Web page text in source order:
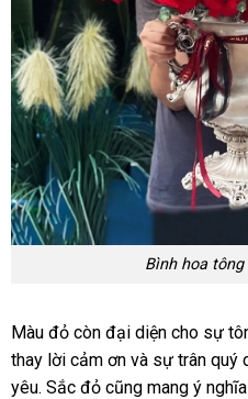
Bình hoa
Màu đỏ còn đại diện cho sự
thay lời cảm ơn và sự trân quý
yêu. Sắc đỏ cũng mang ý